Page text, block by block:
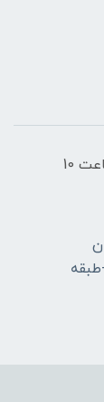
ساعات کاری فروشگاه _ شنبه تا چهارشنبه از ساعت 10